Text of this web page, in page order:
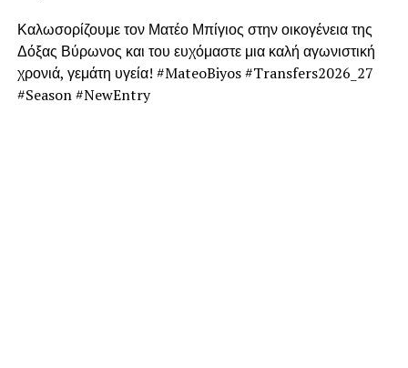
Καλωσορίζουμε τον Ματέο Μπίγιος στην οικογένεια της
Δόξας Βύρωνος και του ευχόμαστε μια καλή αγωνιστική
χρονιά, γεμάτη υγεία! #MateoBiyos #Transfers2026_27
#Season #NewEntry